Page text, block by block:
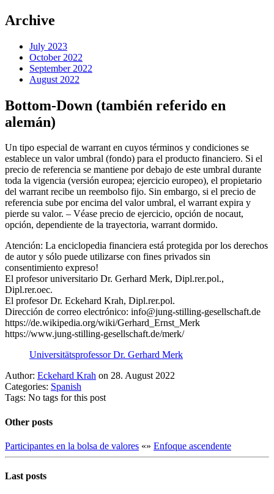
Archive
July 2023
October 2022
September 2022
August 2022
Bottom-Down (también referido en
alemán)
Un tipo especial de warrant en cuyos términos y condiciones se
establece un valor umbral (fondo) para el producto financiero. Si el
precio de referencia se mantiene por debajo de este umbral durante
toda la vigencia (versión europea; ejercicio europeo), el propietario
del warrant recibe un reembolso fijo. Sin embargo, si el precio de
referencia sube por encima del valor umbral, el warrant expira y
pierde su valor. – Véase precio de ejercicio, opción de nocaut,
opción, dependiente de la trayectoria, warrant dormido.
Atención: La enciclopedia financiera está protegida por los derechos
de autor y sólo puede utilizarse con fines privados sin
consentimiento expreso!
El profesor universitario Dr. Gerhard Merk, Dipl.rer.pol.,
Dipl.rer.oec.
El profesor Dr. Eckehard Krah, Dipl.rer.pol.
Dirección de correo electrónico: info@jung-stilling-gesellschaft.de
https://de.wikipedia.org/wiki/Gerhard_Ernst_Merk
https://www.jung-stilling-gesellschaft.de/merk/
Universitätsprofessor Dr. Gerhard Merk
Author: Eckehard Krah on 28. August 2022
Categories: Spanish
Tags: No tags for this post
Other posts
Participantes en la bolsa de valores «» Enfoque ascendente
Last posts